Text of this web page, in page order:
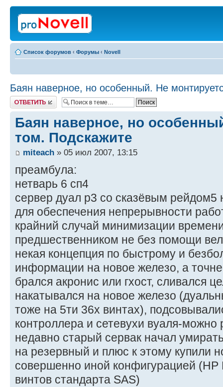
Список форумов ‹ Форумы ‹ Novell
Баян наверное, но особенный. Не
Ответить
Баян наверное, но
том. Подскажите
miteach » 05 июл 2007, 13:15
преамбула:
нетварь 6 сп4
сервер дуал р3 со сказёвым рейдом5
для обеспечения непрерывности
крайний случай минимизации
предшественником не без помощи
некая концепция по быстрому и
информации на новое железо, а
брался акронис или гхост, сливался
накатывался на новое железо
тоже на 5ти 36х винтах),
контроллера и сетевухи вуаля-можно
недавно старый сервак начал
на резервный и плюс к этому купили
совершенно иной конфигурацией
винтов стандарта SAS)